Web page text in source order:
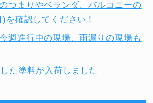
のつまりやベランダ、バルコニーの
)を確認してください！
週進行中の現場、雨漏りの現場も
た塗料が入荷しました